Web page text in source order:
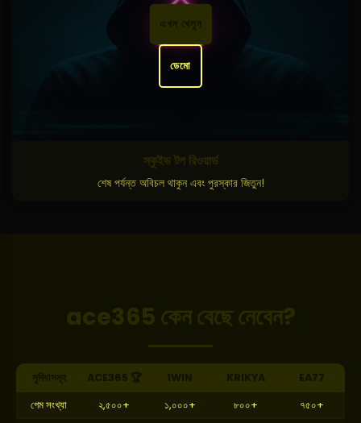
এখন খেলুন
ডেমো
স্কুইড টপ রিওয়ার্ড
শেষ পর্যন্ত অবিচল থাকুন এবং পুরস্কার জিতুন!
ace365 কেন বেছে নেবেন?
সুবিধাসমূহ ACE365 🏆 1WIN KRIKYA
EA77
গেম সংখ্যা
২,৫০০+ ১,০০০+ ৮০০+ ৭৫০+